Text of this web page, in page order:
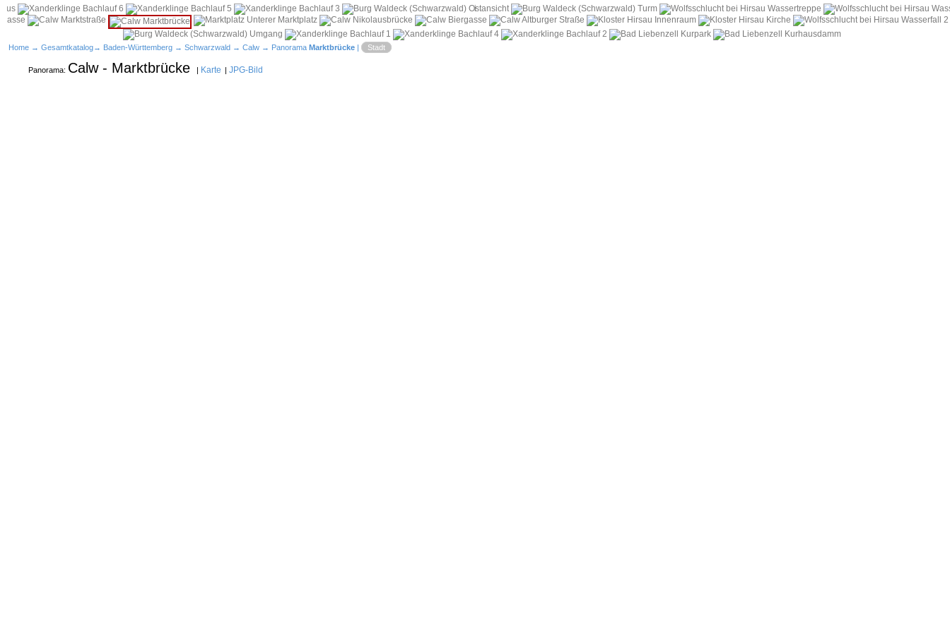
Home → Gesamtkatalog→ Baden-Württemberg → Schwarzwald → Calw → Panorama Marktbrücke | Stadt
Panorama: Calw - Marktbrücke | Karte | JPG-Bild
i